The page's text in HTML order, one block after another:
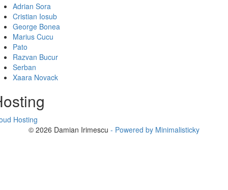
Adrian Sora
Cristian Iosub
George Bonea
Marius Cucu
Pato
Razvan Bucur
Serban
Xaara Novack
Hosting
© 2026 Damian Irimescu - Powered by Minimalisticky